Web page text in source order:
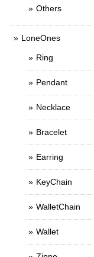
Others
LoneOnes
Ring
Pendant
Necklace
Bracelet
Earring
KeyChain
WalletChain
Wallet